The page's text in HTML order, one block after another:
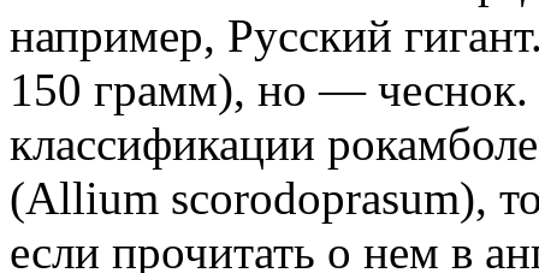
например, Русский
150 грамм), но — чеснок.
классификации
(Allium scorodoprasum),
если прочитать о нем в